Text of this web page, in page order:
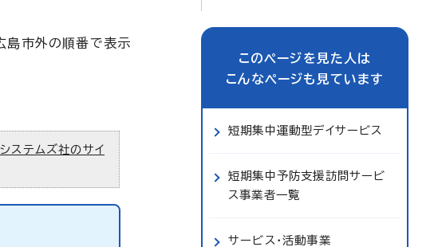
島市外の順番で表示
ステムズ社のサイ
このページを見た人は
こんなページも見ています
短期集中運動型デイサービス
短期集中予防支援訪問サービ
ス事業者一覧
サービス・活動事業